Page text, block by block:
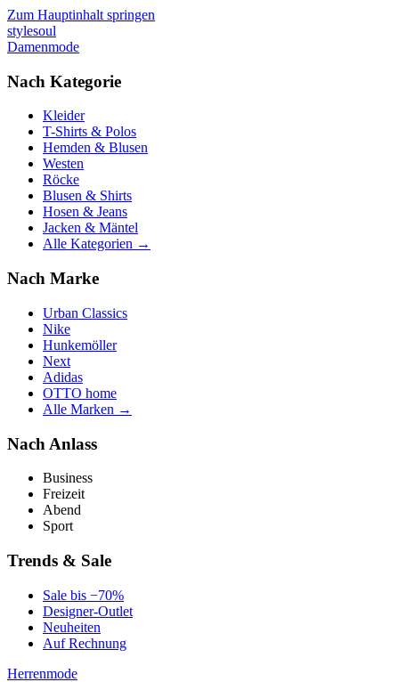
Zum Hauptinhalt springen
stylesoul
Damenmode
Nach Kategorie
Kleider
T-Shirts & Polos
Hemden & Blusen
Westen
Röcke
Blusen & Shirts
Hosen & Jeans
Jacken & Mäntel
Alle Kategorien →
Nach Marke
Urban Classics
Nike
Hunkemöller
Next
Adidas
OTTO home
Alle Marken →
Nach Anlass
Business
Freizeit
Abend
Sport
Trends & Sale
Sale bis −70%
Designer-Outlet
Neuheiten
Auf Rechnung
Herrenmode